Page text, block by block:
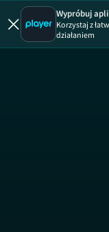
Wypróbuj
Korzystaj z
działaniem